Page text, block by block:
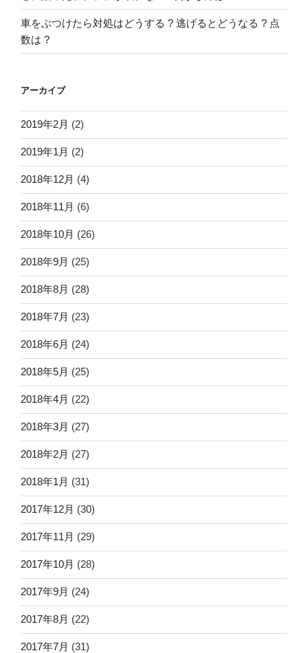
車をぶつけたら対処はどうする ? 逃げるとどうなる ? 点
数は ?
アーカイブ
2019年2月 (2)
2019年1月 (2)
2018年12月 (4)
2018年11月 (6)
2018年10月 (26)
2018年9月 (25)
2018年8月 (28)
2018年7月 (23)
2018年6月 (24)
2018年5月 (25)
2018年4月 (22)
2018年3月 (27)
2018年2月 (27)
2018年1月 (31)
2017年12月 (30)
2017年11月 (29)
2017年10月 (28)
2017年9月 (24)
2017年8月 (22)
2017年7月 (31)